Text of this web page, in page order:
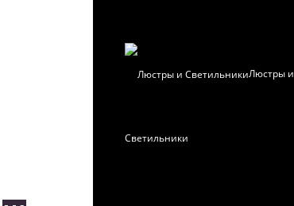
Люстры и
Светильники